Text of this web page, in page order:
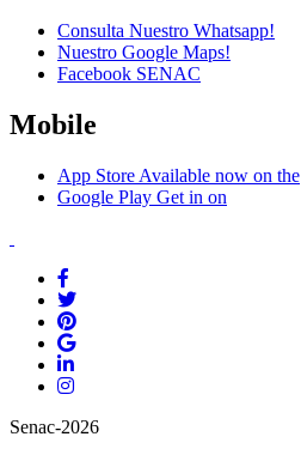
Consulta Nuestro Whatsapp!
Nuestro Google Maps!
Facebook SENAC
Mobile
App Store Available now on the
Google Play Get in on
Senac-2026